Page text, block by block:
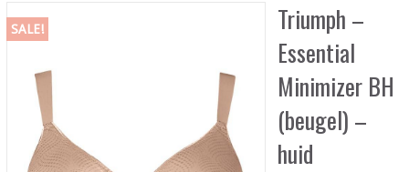
SALE!
Triumph –
Essential
Minimizer BH
(beugel) –
huid